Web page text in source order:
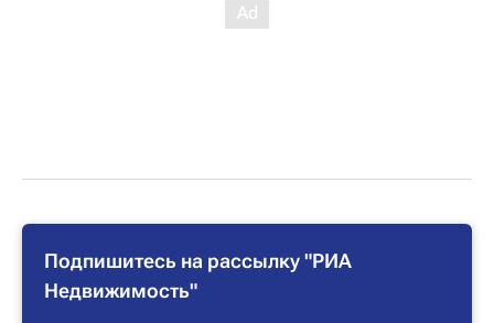
Подпишитесь на рассылку "РИА
Недвижимость"